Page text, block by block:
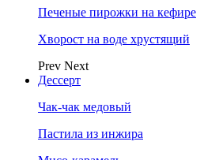
Печеные пирожки на кефире
Хворост на воде хрустящий
Prev Next
Дессерт
Чак-чак медовый
Пастила из инжира